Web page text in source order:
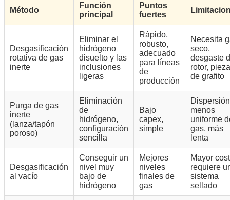
Método
Función
principal
Puntos
fuertes
Desgasificación
rotativa de gas
inerte
Eliminar el
hidrógeno
disuelto y las
inclusiones
ligeras
Rápido,
robusto,
adecuado
para líneas
de
producción
Necesita
seco,
desgaste
rotor,
de grafito
Purga de gas
inerte
(lanza/tapón
poroso)
Eliminación
de
hidrógeno,
configuración
sencilla
Bajo
capex,
simple
Dispersión
menos
uniforme
gas, más
lenta
Desgasificación
al vacío
Conseguir un
nivel muy
bajo de
hidrógeno
Mejores
niveles
finales de
gas
Mayor
requiere
sistema
sellado